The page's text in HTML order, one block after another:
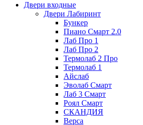
Двери входные
Двери Лабиринт
Бункер
Пиано Смарт 2.0
Лаб Про 1
Лаб Про 2
Термолаб 2 Про
Термолаб 1
Айслаб
Эволаб Смарт
Лаб 3 Смарт
Роял Смарт
СКАНДИЯ
Верса